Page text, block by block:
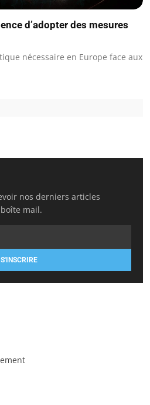
d’adopter des mesures
nécessaire en Europe face aux
nos derniers articles
mail.
S'INSCRIRE